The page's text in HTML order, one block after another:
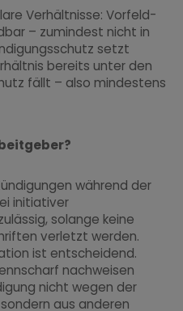
Verhältnisse: Vorfeld-
– zumindest nicht in
setzt
bereits unter den
fällt – also mindestens
während der
initiativer
solange keine
verletzt werden.
ist entscheidend.
nachweisen
nicht wegen der
aus anderen